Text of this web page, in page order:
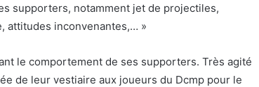
supporters, notamment jet de projectiles,
attitudes inconvenantes,… »
le comportement de ses supporters. Très agité
de leur vestiaire aux joueurs du Dcmp pour le